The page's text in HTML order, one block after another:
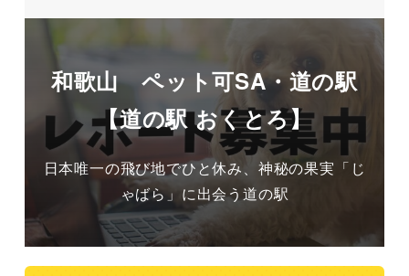
和歌山 ペット可SA・道の駅
【道の駅 おくとろ】
日本唯一の飛び地でひと休み、神秘の果実「じ
ゃばら」に出会う道の駅